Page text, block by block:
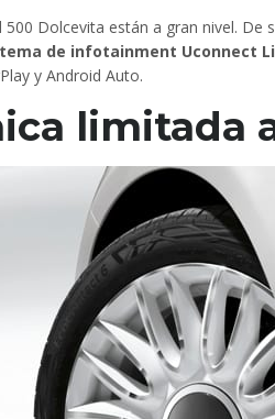
500 Dolcevita están a gran nivel.
de infotainment Uconnect
y Android Auto.
limitada